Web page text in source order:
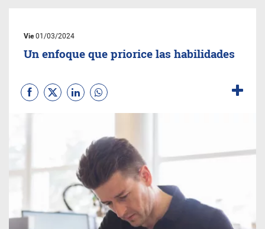
Vie01/03/2024
Un enfoque que priorice las habilidades